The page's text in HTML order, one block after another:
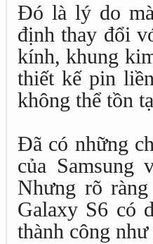
Đó là lý do
định thay đổi
kính, khung
thiết kế pin
không thể tồn
Đã có những
của Samsung
Nhưng rõ
Galaxy S6 có
thành công